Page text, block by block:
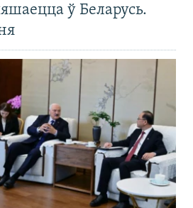
ў Беларусь.